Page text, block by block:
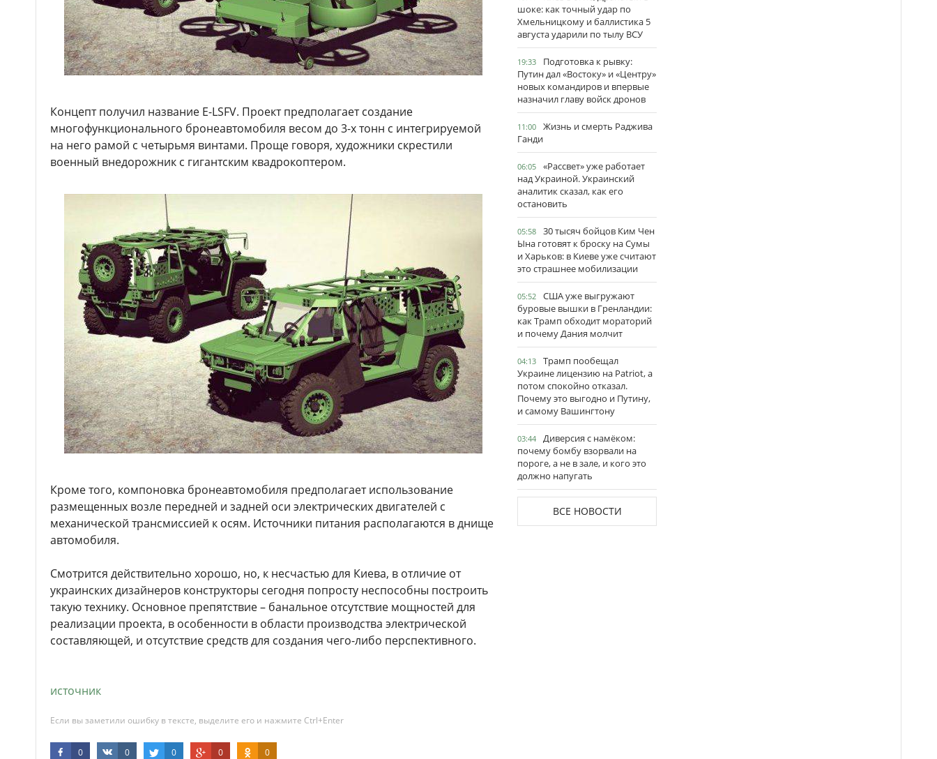
Концепт получил название E-LSFV. Проект предполагает создание
многофункционального бронеавтомобиля весом до 3-х тонн с интегрируемой
на него рамой с четырьмя винтами. Проще говоря, художники скрестили
военный внедорожник с гигантским квадрокоптером.
Кроме того, компоновка бронеавтомобиля предполагает использование
размещенных возле передней и задней оси электрических двигателей с
механической трансмиссией к осям. Источники питания располагаются в днище
автомобиля.
Смотрится действительно хорошо, но, к несчастью для Киева, в отличие от
украинских дизайнеров конструкторы сегодня попросту неспособны построить
такую технику. Основное препятствие – банальное отсутствие мощностей для
реализации проекта, в особенности в области производства электрической
составляющей, и отсутствие средств для создания чего-либо перспективного.
источник
Если вы заметили ошибку в тексте, выделите его и нажмите Ctrl+Enter
0 0 0 0 0
шоке: как точный удар по
Хмельницкому и баллистика 5
августа ударили по тылу ВСУ
19:33
Подготовка к рывку:
Путин дал «Востоку» и «Центру»
новых командиров и впервые
назначил главу войск дронов
11:00
Жизнь и смерть Раджива
Ганди
06:05
«Рассвет» уже работает
над Украиной. Украинский
аналитик сказал, как его
остановить
05:58
30 тысяч бойцов Ким Чен
Ына готовят к броску на Сумы
и Харьков: в Киеве уже считают
это страшнее мобилизации
05:52
США уже выгружают
буровые вышки в Гренландии:
как Трамп обходит мораторий
и почему Дания молчит
04:13
Трамп пообещал
Украине лицензию на Patriot, а
потом спокойно отказал.
Почему это выгодно и Путину,
и самому Вашингтону
03:44
Диверсия с намёком:
почему бомбу взорвали на
пороге, а не в зале, и кого это
должно напугать
ВСЕ НОВОСТИ